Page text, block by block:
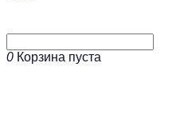
0 Корзина пуста